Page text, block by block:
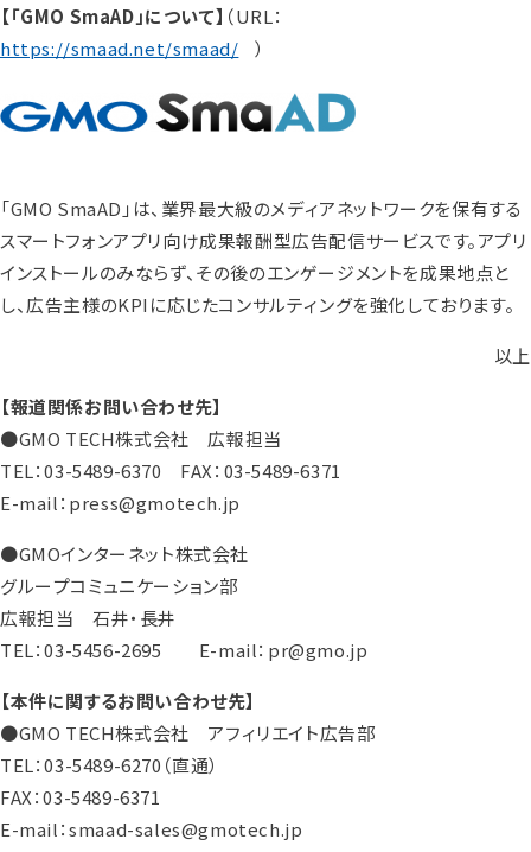
【「GMO SmaAD」について】 （URL：
https://smaad.net/smaad/
）
「GMO SmaAD」は、業界最大級のメディアネットワークを保有する
スマートフォンアプリ向け成果報酬型広告配信サービスです。アプリ
インストールのみならず、その後のエンゲージメントを成果地点と
し、広告主様のKPIに応じたコンサルティングを強化しております。
以上
【報道関係お問い合わせ先】
●GMO TECH株式会社 広報担当
TEL：03-5489-6370 FAX：03-5489-6371
E-mail：press@gmotech.jp
●GMOインターネット株式会社
グループコミュニケーション部
広報担当 石井・長井
TEL：03-5456-2695 E-mail：pr@gmo.jp
【本件に関するお問い合わせ先】
●GMO TECH株式会社 アフィリエイト広告部
TEL：03-5489-6270（直通）
FAX：03-5489-6371
E-mail：smaad-sales@gmotech.jp